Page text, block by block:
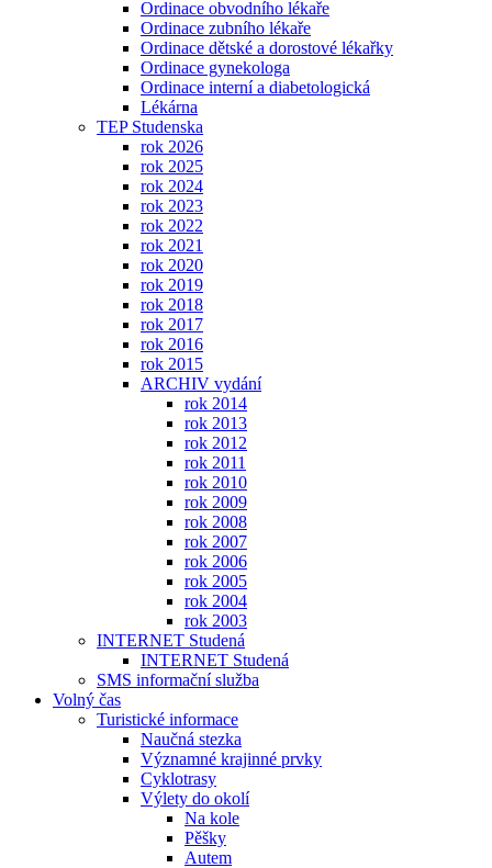
Ordinace obvodního lékaře
Ordinace zubního lékaře
Ordinace dětské a dorostové lékařky
Ordinace gynekologa
Ordinace interní a diabetologická
Lékárna
TEP Studenska
rok 2026
rok 2025
rok 2024
rok 2023
rok 2022
rok 2021
rok 2020
rok 2019
rok 2018
rok 2017
rok 2016
rok 2015
ARCHIV vydání
rok 2014
rok 2013
rok 2012
rok 2011
rok 2010
rok 2009
rok 2008
rok 2007
rok 2006
rok 2005
rok 2004
rok 2003
INTERNET Studená
INTERNET Studená
SMS informační služba
Volný čas
Turistické informace
Naučná stezka
Významné krajinné prvky
Cyklotrasy
Výlety do okolí
Na kole
Pěšky
Autem